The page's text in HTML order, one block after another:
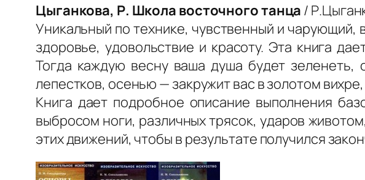
Цыганкова, Р. Школа восточного танца /
Уникальный по технике, чувственный и
здоровье, удовольствие и красоту. Эта книга
Тогда каждую весну ваша душа будет
лепестков, осенью — закружит вас в золотом
Книга дает подробное описание выполнения
выбросом ноги, различных трясок, ударов
этих движений, чтобы в результате получился